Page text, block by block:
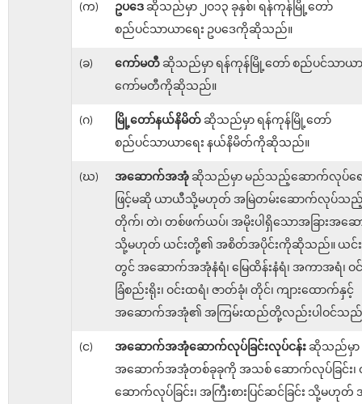
(က) ဥပဒေဆိုသည်မှာ ၂ဝ၁၃ ခုနှစ်၊ ရန်ကုန်မြို့တော်
စည်ပင်သာယာရေး ဥပဒေကိုဆိုသည်။
(ခ) ကော်မတီ ဆိုသည်မှာ ရန်ကုန်မြို့တော် စည်ပင်သာယာ
ကော်မတီကိုဆိုသည်။
(ဂ) မြို့တော်နယ်နိမိတ် ဆိုသည်မှာ ရန်ကုန်မြို့တော်
စည်ပင်သာယာရေး နယ်နိမိတ်ကိုဆိုသည်။
(ဃ) အဆောက်အအုံ ဆိုသည်မှာ မည်သည့်ဆောက်လုပ်ရေး
ဖြင့်မဆို ယာယီသို့မဟုတ် အမြဲတမ်းဆောက်လုပ်သည့်
တိုက်၊ တဲ၊ တစ်ဖက်ယပ်၊ အမိုးပါရှိသောအခြားအ
သို့မဟုတ် ယင်းတို့၏ အစိတ်အပိုင်းကိုဆိုသည်။ ယင်း
တွင် အဆောက်အအုံနံရံ၊ မြေထိန်းနံရံ၊ အကာအရံ၊ ဝင်း
ခြံစည်းရိုး၊ ဝင်းထရံ၊ ဇာတ်ခုံ၊ တိုင်၊ ကျားထောက်နှင့်
အဆောက်အအုံ၏ အကြမ်းထည်တို့လည်းပါဝင်သည်
(င) အဆောက်အအုံဆောက်လုပ်ခြင်းလုပ်ငန်းဆိုသည်မှာ
အဆောက်အအုံတစ်ခုခုကို အသစ် ဆောက်လုပ်ခြင်း၊
ဆောက်လုပ်ခြင်း၊ အကြီးစားပြင်ဆင်ခြင်း သို့မဟုတ်